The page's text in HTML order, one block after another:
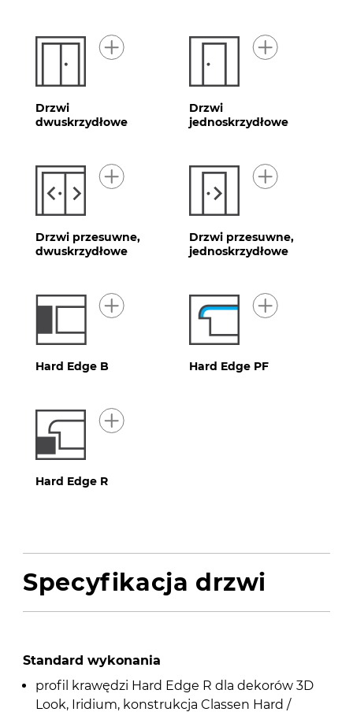
Drzwi
dwuskrzydłowe
Drzwi
jednoskrzydłowe
Drzwi przesuwne,
dwuskrzydłowe
Drzwi przesuwne,
jednoskrzydłowe
Hard Edge B Hard Edge PF
Hard Edge R
Specyfikacja drzwi
Standard wykonania
profil krawędzi Hard Edge R dla dekorów 3D
Look, Iridium, konstrukcja Classen Hard /